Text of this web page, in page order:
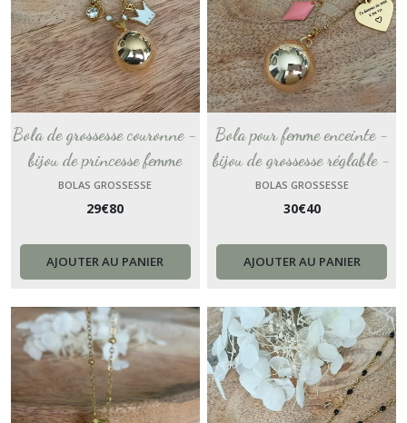
Bola de grossesse couronne -
bijou de princesse femme
enceinte - collier de
maternité musical - cadeau
BOLAS GROSSESSE
29€80
AJOUTER AU PANIER
Bola pour femme enceinte -
bijou de grossesse réglable -
sautoir future maman - bijou
musical de grossesse avec
BOLAS GROSSESSE
30€40
AJOUTER AU PANIER